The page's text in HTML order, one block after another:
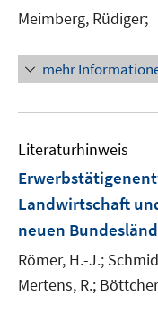
Meimberg, Rüdiger;
mehr
Literaturhinweis
Landwirtschaft
neuen
Römer, H.-J.;
Mertens, R.;